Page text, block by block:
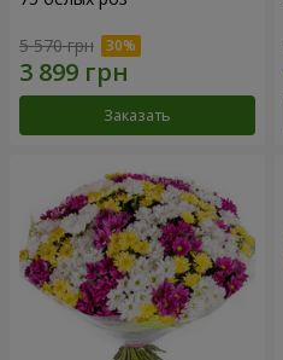
5 570 грн
Заказать